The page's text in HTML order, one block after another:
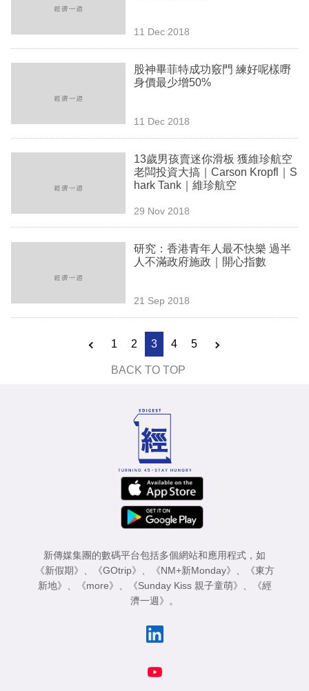
11 Dec 2018
股神畢菲特成功竅門 練好呢樣嘢
身價最少增50%
11 Dec 2018
13歲男孩賣迷你滑板 獲維珍航空
老闆投資大搞｜Carson Kropfl｜S
hark Tank｜維珍航空
29 Nov 2018
研究：香港青年人最不快樂 過半
人不滿政府施政｜開心指數
21 Sep 2018
1 2 3 4 5
BACK TO TOP
新傳媒集團的數碼平台包括多個網站和應用程式，如
《新假期》
《GOtrip》 《NM+新Monday》
《東方
新地》
《more》 《Sunday Kiss 親子童萌》
《經
濟一週》
。